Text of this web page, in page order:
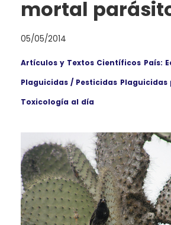
mortal
05/05/2014
Artículos y Textos Científicos País:
Plaguicidas / Pesticidas
Toxicología al día